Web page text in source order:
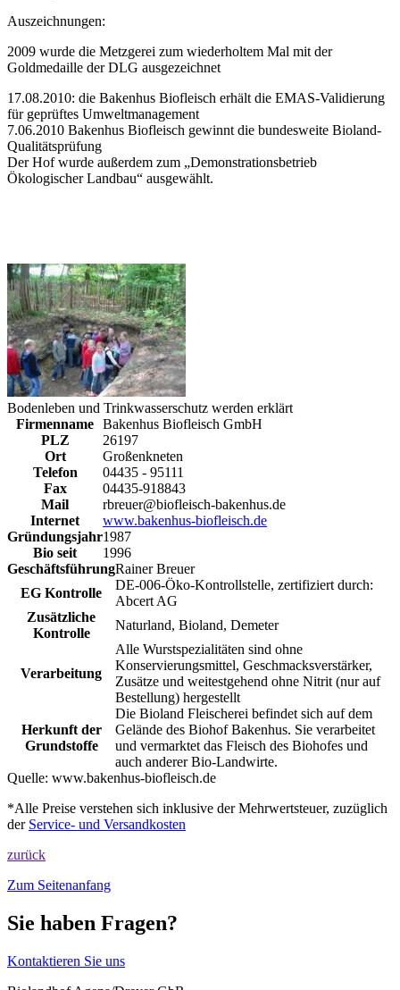
Auszeichnungen:
2009 wurde die Metzgerei zum wiederholtem Mal mit der
Goldmedaille der DLG ausgezeichnet
17.08.2010: die Bakenhus Biofleisch erhält die EMAS-Validierung
für geprüftes Umweltmanagement
7.06.2010 Bakenhus Biofleisch gewinnt die bundesweite Bioland-
Qualitätsprüfung
Der Hof wurde außerdem zum „Demonstrationsbetrieb
Ökologischer Landbau“ ausgewählt.
Bodenleben und Trinkwasserschutz werden erklärt
Firmenname Bakenhus Biofleisch GmbH
PLZ
26197
Ort
Großenkneten
Telefon
04435 - 95111
Fax
04435-918843
Mail
rbreuer@biofleisch-bakenhus.de
Internet
www.bakenhus-biofleisch.de
Gründungsjahr1987
Bio seit
1996
GeschäftsführungRainer Breuer
EG Kontrolle
DE-006-Öko-Kontrollstelle, zertifiziert durch:
Abcert AG
Zusätzliche
Kontrolle
Naturland, Bioland, Demeter
Verarbeitung
Alle Wurstspezialitäten sind ohne
Konservierungsmittel, Geschmacksverstärker,
Zusätze und weitestgehend ohne Nitrit (nur auf
Bestellung) hergestellt
Herkunft der
Grundstoffe
Die Bioland Fleischerei befindet sich auf dem
Gelände des Biohof Bakenhus. Sie verarbeitet
und vermarktet das Fleisch des Biohofes und
auch anderer Bio-Landwirte.
Quelle: www.bakenhus-biofleisch.de
*Alle Preise verstehen sich inklusive der Mehrwertsteuer, zuzüglich
der Service- und Versandkosten
zurück
Zum Seitenanfang
Sie haben Fragen?
Kontaktieren Sie uns